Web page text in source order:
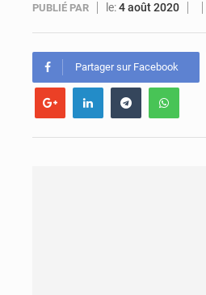
PUBLIÉ PAR le:4 août 2020
Partager sur Facebook